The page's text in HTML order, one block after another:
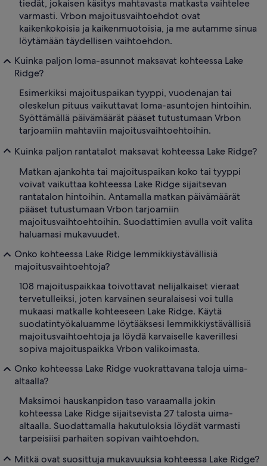
tiedät, jokaisen käsitys mahtavasta matkasta vaihtelee
varmasti. Vrbon majoitusvaihtoehdot ovat
kaikenkokoisia ja kaikenmuotoisia, ja me autamme sinua
löytämään täydellisen vaihtoehdon.
Kuinka paljon loma-asunnot maksavat kohteessa Lake
Ridge?
Esimerkiksi majoituspaikan tyyppi, vuodenajan tai
oleskelun pituus vaikuttavat loma-asuntojen hintoihin.
Syöttämällä päivämäärät pääset tutustumaan Vrbon
tarjoamiin mahtaviin majoitusvaihtoehtoihin.
Kuinka paljon rantatalot maksavat kohteessa Lake Ridge?
Matkan ajankohta tai majoituspaikan koko tai tyyppi
voivat vaikuttaa kohteessa Lake Ridge sijaitsevan
rantatalon hintoihin. Antamalla matkan päivämäärät
pääset tutustumaan Vrbon tarjoamiin
majoitusvaihtoehtoihin. Suodattimien avulla voit valita
haluamasi mukavuudet.
Onko kohteessa Lake Ridge lemmikkiystävällisiä
majoitusvaihtoehtoja?
108 majoituspaikkaa toivottavat nelijalkaiset vieraat
tervetulleiksi, joten karvainen seuralaisesi voi tulla
mukaasi matkalle kohteeseen Lake Ridge. Käytä
suodatintyökaluamme löytääksesi lemmikkiystävällisiä
majoitusvaihtoehtoja ja löydä karvaiselle kaverillesi
sopiva majoituspaikka Vrbon valikoimasta.
Onko kohteessa Lake Ridge vuokrattavana taloja uima-
altaalla?
Maksimoi hauskanpidon taso varaamalla jokin
kohteessa Lake Ridge sijaitsevista 27 talosta uima-
altaalla. Suodattamalla hakutuloksia löydät varmasti
tarpeisiisi parhaiten sopivan vaihtoehdon.
Mitkä ovat suosittuja mukavuuksia kohteessa Lake Ridge?